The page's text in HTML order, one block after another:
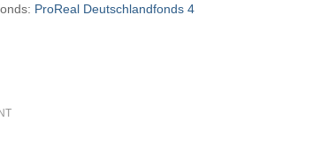
ProReal Deutschlandfonds 4